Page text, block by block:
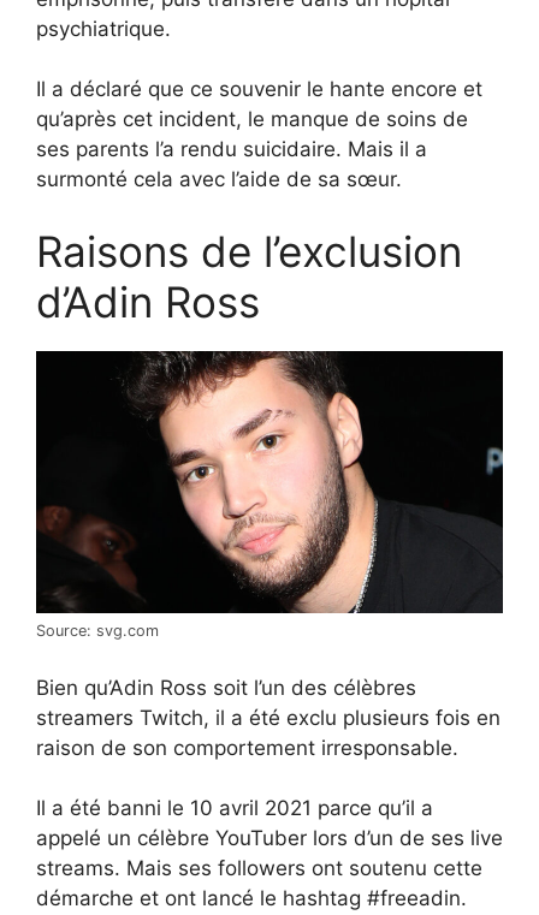
psychiatrique.
Il a déclaré que ce souvenir le hante encore et
qu’après cet incident, le manque de soins de
ses parents l’a rendu suicidaire. Mais il a
surmonté cela avec l’aide de sa sœur.
Raisons de l’exclusion
d’Adin Ross
Source: svg.com
Bien qu’Adin Ross soit l’un des célèbres
streamers Twitch, il a été exclu plusieurs fois en
raison de son comportement irresponsable.
Il a été banni le 10 avril 2021 parce qu’il a
appelé un célèbre YouTuber lors d’un de ses live
streams. Mais ses followers ont soutenu cette
démarche et ont lancé le hashtag #freeadin.